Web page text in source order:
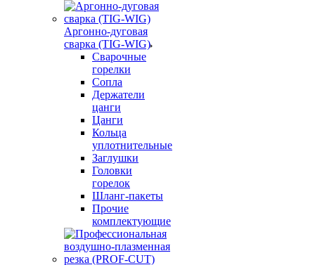
Аргонно-дуговая
сварка (TIG-WIG)
Сварочные
горелки
Сопла
Держатели
цанги
Цанги
Кольца
уплотнительные
Заглушки
Головки
горелок
Шланг-пакеты
Прочие
комплектующие